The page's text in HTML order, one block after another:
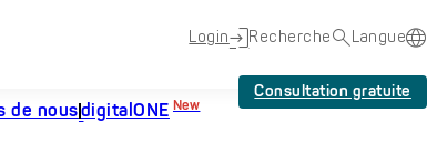
Login Recherche Langue
de nousdigitalONE New
Consultation gratuite